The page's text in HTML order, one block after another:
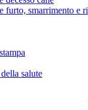
furto, smarrimento e
salute